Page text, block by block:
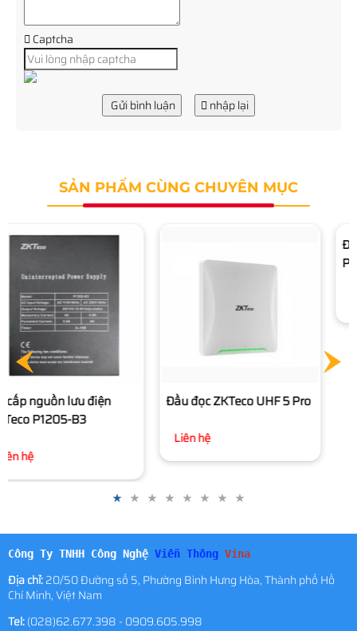
Captcha
Gửi bình luận nhập lại
SẢN PHẨM CÙNG CHUYÊN MỤC
Đầu đọc ZKTeco UHF 5 Pro
Đầu đọc ZKTeco UHF 10
Liên hệ
Công Ty TNHH Công Nghệ Viễn Thông Vina
Địa chỉ:20/50 Đường số 5, Phường Bình Hưng Hòa, Thành phố Hồ
Chí Minh, Việt Nam
Tel:(028)62.677.398 - 0909.605.998